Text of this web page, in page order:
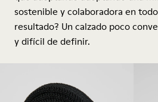
sostenible y colaboradora en
resultado? Un calzado poco
y difícil de definir.